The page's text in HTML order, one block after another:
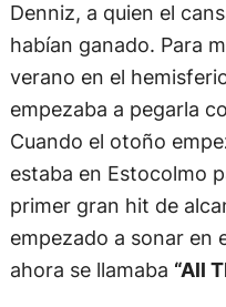
Denniz, a quien el
habían ganado. Para
verano en el
empezaba a pegarla
Cuando el otoño
estaba en Estocolmo
primer gran hit de
empezado a sonar en
ahora se llamaba “All